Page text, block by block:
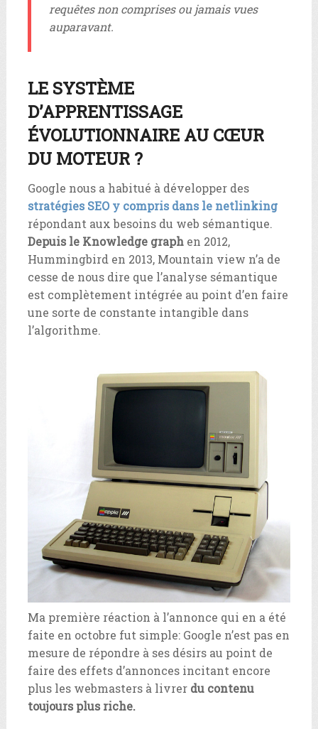
requêtes non comprises ou jamais vues
auparavant.
LE SYSTÈME
D’APPRENTISSAGE
ÉVOLUTIONNAIRE AU CŒUR
DU MOTEUR ?
Google nous a habitué à développer des
stratégies SEO y compris dans le netlinking
répondant aux besoins du web sémantique.
Depuis le Knowledge graphen 2012,
Hummingbird en 2013, Mountain view n’a de
cesse de nous dire que l’analyse sémantique
est complètement intégrée au point d’en faire
une sorte de constante intangible dans
l’algorithme.
Ma première réaction à l’annonce qui en a été
faite en octobre fut simple: Google n’est pas en
mesure de répondre à ses désirs au point de
faire des effets d’annonces incitant encore
plus les webmasters à livrer du contenu
toujours plus riche.